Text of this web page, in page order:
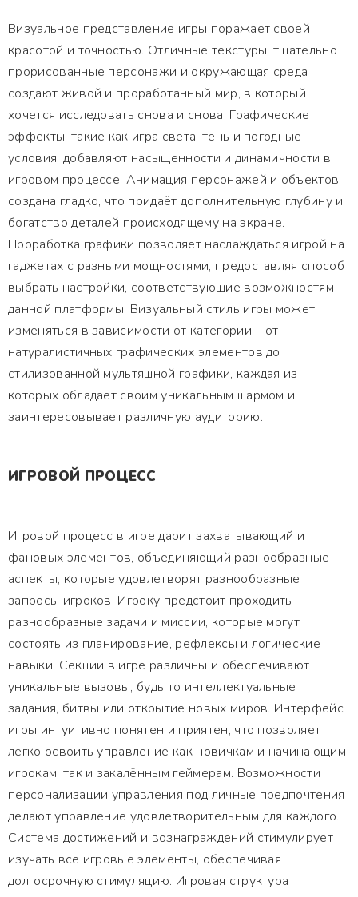
Визуальное представление игры поражает своей
красотой и точностью. Отличные текстуры, тщательно
прорисованные персонажи и окружающая среда
создают живой и проработанный мир, в который
хочется исследовать снова и снова. Графические
эффекты, такие как игра света, тень и погодные
условия, добавляют насыщенности и динамичности в
игровом процессе. Анимация персонажей и объектов
создана гладко, что придаёт дополнительную глубину и
богатство деталей происходящему на экране.
Проработка графики позволяет наслаждаться игрой на
гаджетах с разными мощностями, предоставляя способ
выбрать настройки, соответствующие возможностям
данной платформы. Визуальный стиль игры может
изменяться в зависимости от категории – от
натуралистичных графических элементов до
стилизованной мультяшной графики, каждая из
которых обладает своим уникальным шармом и
заинтересовывает различную аудиторию.
ИГРОВОЙ ПРОЦЕСС
Игровой процесс в игре дарит захватывающий и
фановых элементов, объединяющий разнообразные
аспекты, которые удовлетворят разнообразные
запросы игроков. Игроку предстоит проходить
разнообразные задачи и миссии, которые могут
состоять из планирование, рефлексы и логические
навыки. Секции в игре различны и обеспечивают
уникальные вызовы, будь то интеллектуальные
задания, битвы или открытие новых миров. Интерфейс
игры интуитивно понятен и приятен, что позволяет
легко освоить управление как новичкам и начинающим
игрокам, так и закалённым геймерам. Возможности
персонализации управления под личные предпочтения
делают управление удовлетворительным для каждого.
Система достижений и вознаграждений стимулирует
изучать все игровые элементы, обеспечивая
долгосрочную стимуляцию. Игровая структура